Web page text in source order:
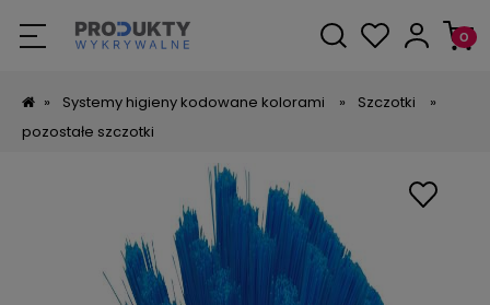
» Systemy higieny kodowane kolorami » Szczotki
»
pozostałe szczotki